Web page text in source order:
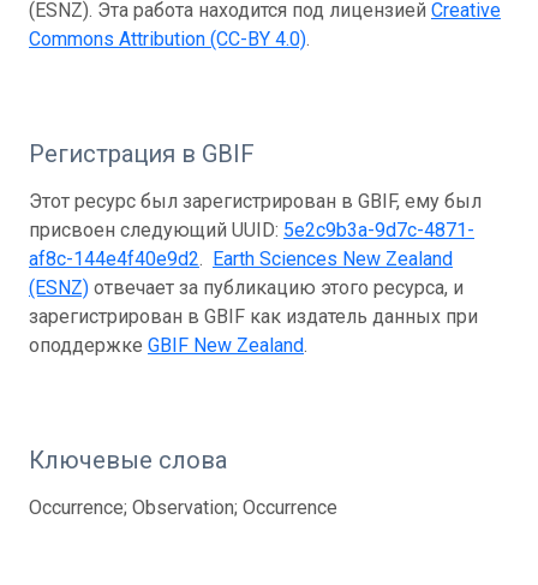
(ESNZ). Эта работа находится под лицензией Creative
Commons Attribution (CC-BY 4.0).
Регистрация в GBIF
Этот ресурс был зарегистрирован в GBIF, ему был
присвоен следующий UUID: 5e2c9b3a-9d7c-4871-
af8c-144e4f40e9d2. Earth Sciences New Zealand
(ESNZ) отвечает за публикацию этого ресурса, и
зарегистрирован в GBIF как издатель данных при
оподдержке GBIF New Zealand.
Ключевые слова
Occurrence; Observation; Occurrence